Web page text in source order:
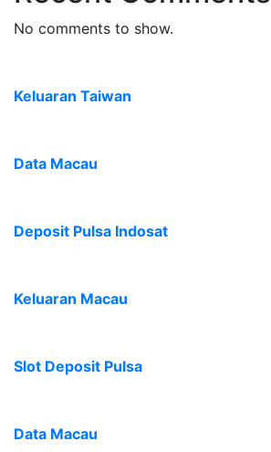
No comments to show.
Keluaran Taiwan
Data Macau
Deposit Pulsa Indosat
Keluaran Macau
Slot Deposit Pulsa
Data Macau